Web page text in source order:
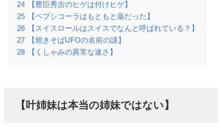
24
【豊臣秀吉のヒゲは付けヒゲ】
25
【ペプシコーラはもともと薬だった】
26
【スイスロールはスイスでなんと呼ばれている？】
27
【焼きそばUFOの名前の謎】
28
【くしゃみの異常な速さ】
【叶姉妹は本当の姉妹ではない】